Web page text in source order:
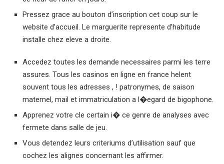
Pressez grace au bouton d’inscription cet coup sur le
website d’accueil. Le marguerite represente d’habitude
installe chez eleve a droite.
Accedez toutes les demande necessaires parmi les terre
assures. Tous les casinos en ligne en france helent
souvent tous les adresses , ! patronymes, de saison
maternel, mail et immatriculation a l�egard de bigophone.
Apprenez votre cle certain i� ce genre de analyses avec
fermete dans salle de jeu.
Vous detendez leurs criteriums d’utilisation sauf que
cochez les alignes concernant les affirmer.